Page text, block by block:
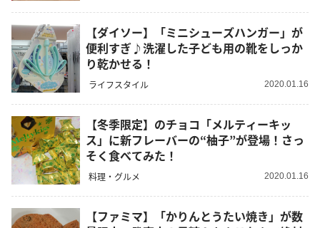
【ダイソー】「ミニシューズハンガー」が
便利すぎ♪洗濯した子ども用の靴をしっか
り乾かせる！
ライフスタイル 2020.01.16
【冬季限定】のチョコ「メルティーキッ
ス」に新フレーバーの“柚子”が登場！さっ
そく食べてみた！
料理・グルメ 2020.01.16
【ファミマ】「かりんとうたい焼き」が数